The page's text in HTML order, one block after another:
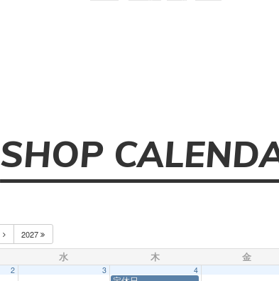
SHOP
2027
水 木 金
2 3 4